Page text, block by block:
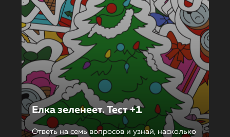
Елка зеленеет. Тест +1
Ответь на семь вопросов и узнай, насколько